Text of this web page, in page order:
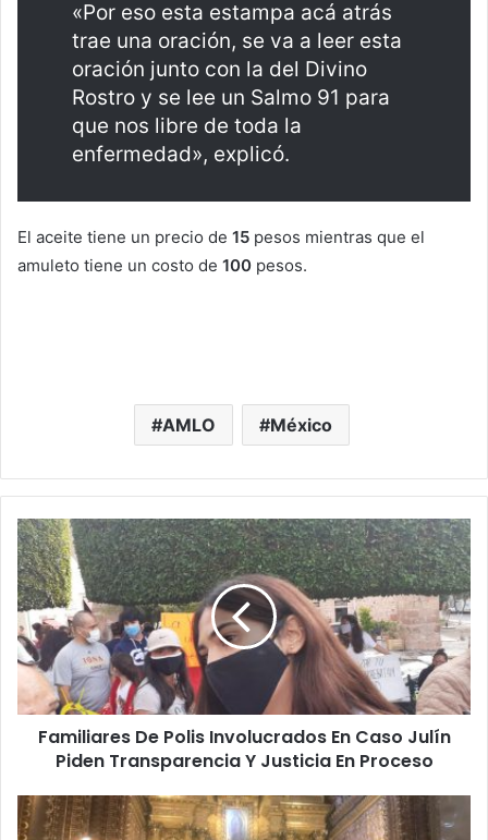
«Por eso esta estampa acá atrás
trae una oración, se va a leer esta
oración junto con la del Divino
Rostro y se lee un Salmo 91 para
que nos libre de toda la
enfermedad», explicó.
El aceite tiene un precio de 15 pesos mientras que el
amuleto tiene un costo de 100 pesos.
AMLO México
Familiares
De
Polis
Involucrados
En
Caso
Julín
Piden
Transparencia
Justicia
Proceso
Familiares De Polis Involucrados En Caso Julín
Piden Transparencia Y Justicia En Proceso
Miércoles
se